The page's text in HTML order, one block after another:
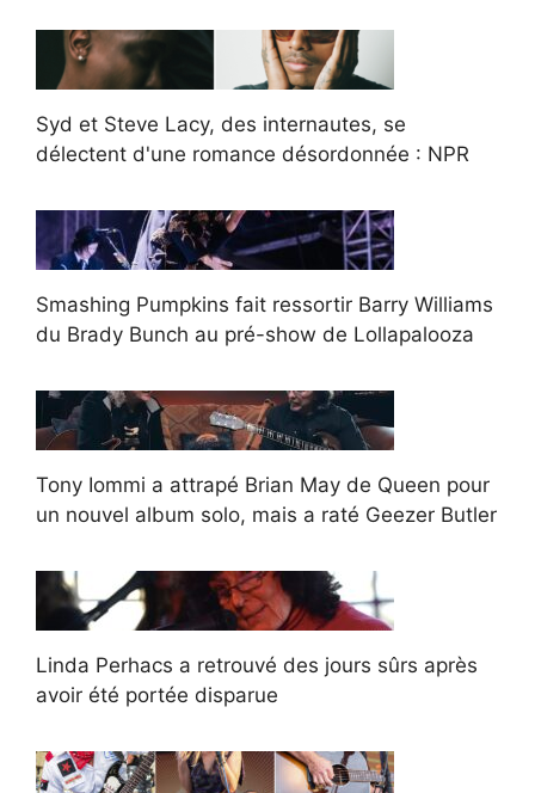
Syd et Steve Lacy, des internautes, se
délectent d'une romance désordonnée : NPR
Smashing Pumpkins fait ressortir Barry Williams
du Brady Bunch au pré-show de Lollapalooza
Tony Iommi a attrapé Brian May de Queen pour
un nouvel album solo, mais a raté Geezer Butler
Linda Perhacs a retrouvé des jours sûrs après
avoir été portée disparue